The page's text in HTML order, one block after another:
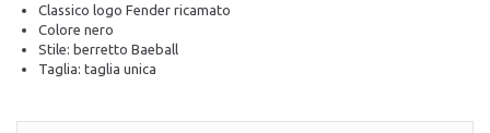
Classico logo Fender ricamato
Colore nero
Stile: berretto Baeball
Taglia: taglia unica